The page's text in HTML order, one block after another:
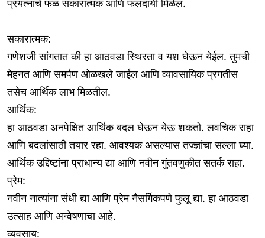
प्रयत्नांचे फळ सकारात्मक आणि फलदायी मिळेल.
सकारात्मक:
गणेशजी सांगतात की हा आठवडा स्थिरता व यश घेऊन येईल. तुमची
मेहनत आणि समर्पण ओळखले जाईल आणि व्यावसायिक प्रगतीस
तसेच आर्थिक लाभ मिळतील.
आर्थिक:
हा आठवडा अनपेक्षित आर्थिक बदल घेऊन येऊ शकतो. लवचिक राहा
आणि बदलांसाठी तयार रहा. आवश्यक असल्यास तज्ज्ञांचा सल्ला घ्या.
आर्थिक उद्दिष्टांना प्राधान्य द्या आणि नवीन गुंतवणुकीत सतर्क राहा.
प्रेम:
नवीन नात्यांना संधी द्या आणि प्रेम नैसर्गिकपणे फुलू द्या. हा आठवडा
उत्साह आणि अन्वेषणाचा आहे.
व्यवसाय: